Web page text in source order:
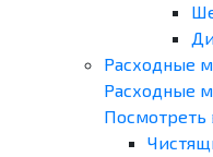
Расходные
Расходные
Посмотреть